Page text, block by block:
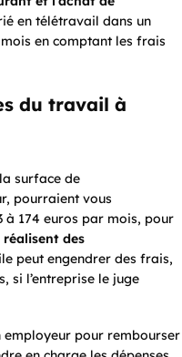
en télétravail dans un
en comptant les frais
du travail à
surface de
pourraient vous
à 174 euros par mois, pour
des
peut engendrer des frais,
si l’entreprise le juge
pour rembourser